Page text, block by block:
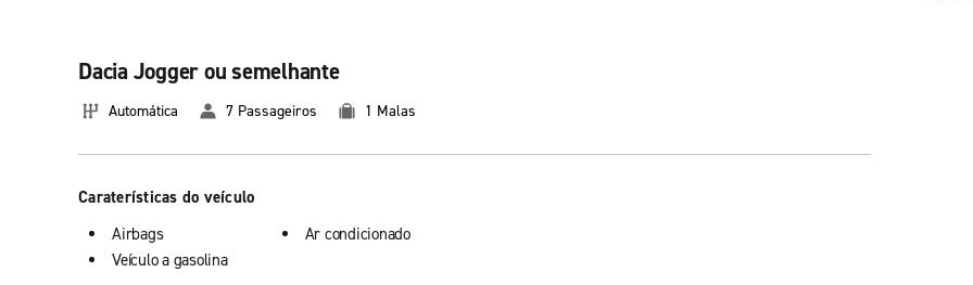
Dacia Jogger ou semelhante
Automática 7 Passageiros 1 Malas
Caraterísticas do veículo
Airbags
Veículo a gasolina
Ar condicionado